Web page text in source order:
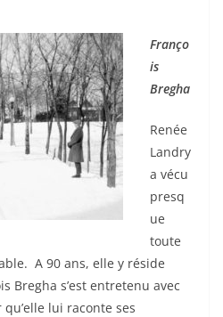
Franço
is
Bregha
Renée
Landry
a vécu
presq
ue
toute
A 90 ans, elle y réside
Bregha s’est entretenu avec
lui raconte ses